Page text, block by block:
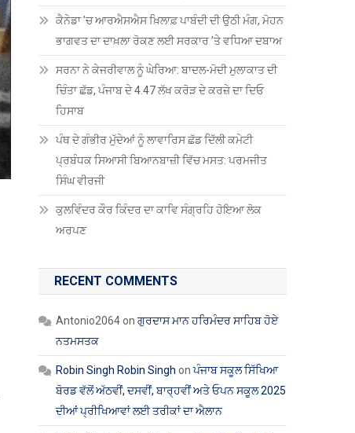
ਕੈਨੇਡਾ ’ਚ ਆਰਐਸਐਸ ਖ਼ਿਲਾਫ਼ ਪਾਬੰਦੀ ਦੀ ਉਠੀ ਮੰਗ, ਮੋਹਨ
ਭਾਗਵਤ ਦਾ ਦਾਖ਼ਲਾ ਰੋਕਣ ਲਈ ਸਰਕਾਰ ’ਤੇ ਵਧਿਆ ਦਬਾਅ
ਸਰਨਾ ਨੇ ਕੇਜਰੀਵਾਲ ਨੂੰ ਘੇਰਿਆ: ਬਾਦਲ-ਮੋਦੀ ਮੁਲਾਕਾਤ ਦੀ
ਚਿੰਤਾ ਛੱਡ, ਪੰਜਾਬ ਦੇ 4.47 ਲੱਖ ਕਰੋੜ ਦੇ ਕਰਜ਼ੇ ਦਾ ਦਿਓ
ਹਿਸਾਬ
ਪੰਥ ਦੇ ਗੰਭੀਰ ਮੁੱਦੇਆਂ ਨੂੰ ਲਾਵਾਰਿਸ ਛੱਡ ਦਿੱਲੀ ਕਮੇਟੀ
ਪ੍ਰਬੰਧਕ ਸਿਆਸੀ ਬਿਆਨਬਾਜ਼ੀ ਵਿੱਚ ਮਸਤ: ਪਰਮਜੀਤ
ਸਿੰਘ ਵੀਰਜੀ
ਕੁਲਵਿੰਦਰ ਕੌਰ ਕਿੰਦਰ ਦਾ ਕਾਵਿ ਸੰਗ੍ਰਹਿ ਹੋਇਆ ਲੋਕ
ਅਰਪਣ
RECENT COMMENTS
Antonio2064onਗੁਰਦਾਸ ਮਾਨ ਹਰਿਮੰਦਰ ਸਾਹਿਬ ਹੋਏ
ਨਤਮਸਤਕ
Robin Singh Robin Singh onਪੰਜਾਬ ਸਕੂਲ ਸਿੱਖਿਆ
ਬੋਰਡ ਵੱਲੋਂ ਅੱਠਵੀਂ, ਦਸਵੀਂ, ਬਾਰ੍ਹਵੀਂ ਅਤੇ ਓਪਨ ਸਕੂਲ 2025
ਦੀਆਂ ਪ੍ਰੀਖਿਆਵਾਂ ਲਈ ਤਰੀਕਾਂ ਦਾ ਐਲਾਨ